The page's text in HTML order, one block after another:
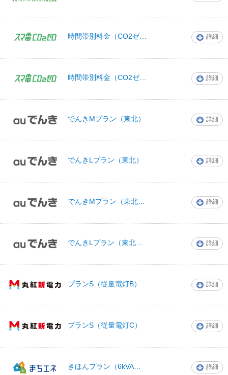
スマ電 時間帯別料金（CO2ゼロホームプラン＋(プラス)） 詳細
スマ電 時間帯別料金（CO2ゼロショッププラン＋(プラス)） 詳細
auでんき でんきMプラン（東北） 詳細
auでんき でんきLプラン（東北） 詳細
auでんき 詳細
auでんき 詳細
丸紅新電力株式会
社
プランS（従量電灯B） 詳細
丸紅新電力株式会
社
プランS（従量電灯C） 詳細
まちエネ 詳細